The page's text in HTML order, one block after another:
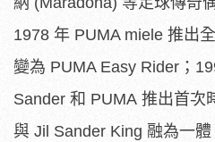
1978 年 PUMA miele 推出
變為 PUMA Easy Rider；
Sander 和 PUMA 推出首次
與 Jil Sander King 融為一